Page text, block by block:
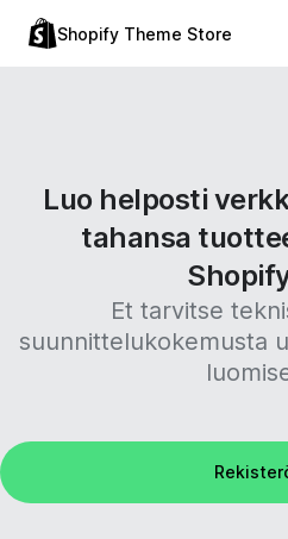
Shopify Theme Store
Luo helposti
tahansa
Et tarvitse
suunnittelukokemusta